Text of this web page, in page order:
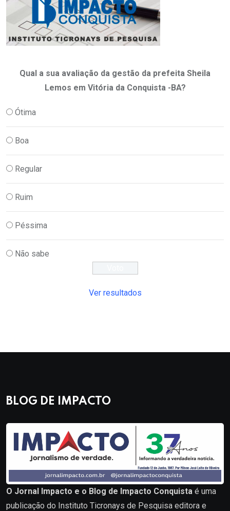
Qual a sua avaliação da gestão da prefeita Sheila
Lemos em Vitória da Conquista -BA?
Ótima
Boa
Regular
Ruim
Péssima
Não sabe
Ver resultados
BLOG DE IMPACTO
O Jornal Impacto e o Blog de Impacto Conquista é uma
publicação do Instituto Ticronays de Pesquisa editora e